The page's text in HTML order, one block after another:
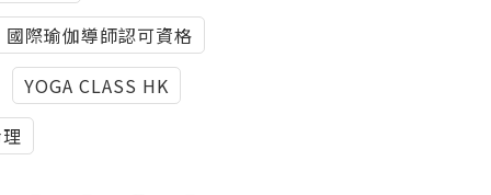
國際瑜伽導師認可資格
YOGA CLASS HK